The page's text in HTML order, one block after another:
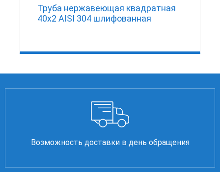
Труба нержавеющая квадратная
40х2 AISI 304 шлифованная
Возможность доставки в день обращения